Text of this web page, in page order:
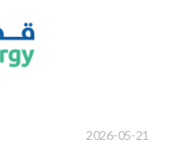
2026-05-21